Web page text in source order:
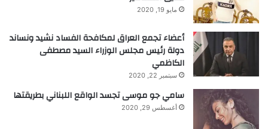
توقعات بنمو سنوي مركب بنسبة 12% حتى
عام 2030 (بحسب بيانات Statista). وتُظهر
يعادل 12 مليون علبة) نموًا سريعًا، رغم غياب
بيانات رسمية موثقة عن الحصة السوقية.
مايو 19, 2020
أعضاء تجمع العراق لمكافحة الفساد نشيد ونساند
دولة رئيس مجلس الوزراء السيد مصطفى
الكاظمي
سبتمبر 22, 2020
سامي جو موسى تجسد الواقع اللبناني بطريقتها
أغسطس 29, 2020